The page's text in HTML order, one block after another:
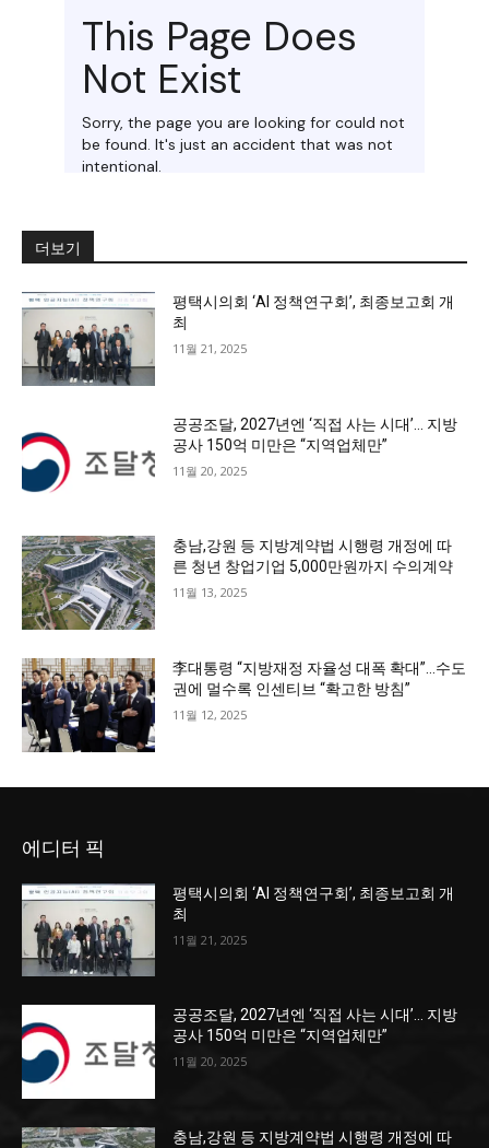
더보기
평택시의회 ‘AI 정책연구회’, 최종보고회 개
최
11월 21, 2025
공공조달, 2027년엔 ‘직접 사는 시대’… 지방
공사 150억 미만은 “지역업체만”
11월 20, 2025
충남,강원 등 지방계약법 시행령 개정에 따
른 청년 창업기업 5,000만원까지 수의계약
11월 13, 2025
李대통령 “지방재정 자율성 대폭 확대”…수도
권에 멀수록 인센티브 “확고한 방침”
11월 12, 2025
에디터 픽
평택시의회 ‘AI 정책연구회’, 최종보고회 개
최
11월 21, 2025
공공조달, 2027년엔 ‘직접 사는 시대’… 지방
공사 150억 미만은 “지역업체만”
11월 20, 2025
충남,강원 등 지방계약법 시행령 개정에 따